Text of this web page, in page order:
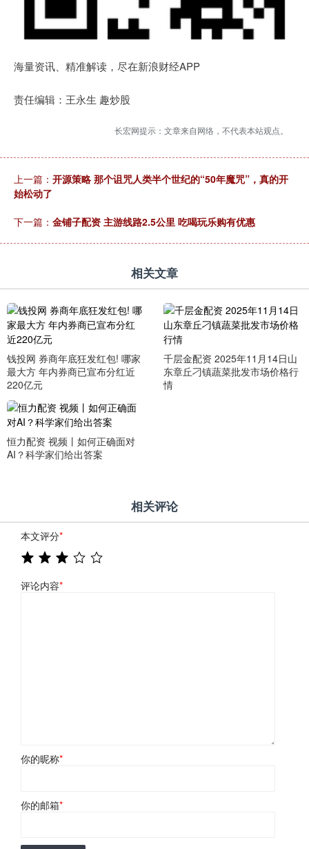
海量资讯、精准解读，尽在新浪财经APP
责任编辑：王永生 趣炒股
长宏网提示：文章来自网络，不代表本站观点。
上一篇： 开源策略 那个诅咒人类半个世纪的“50年魔咒”，真的开
始松动了
下一篇： 金铺子配资 主游线路2.5公里 吃喝玩乐购有优惠
相关文章
钱投网 券商年底狂发红包! 哪家
最大方 年内券商已宣布分红近
220亿元
千层金配资 2025年11月14日山
东章丘刁镇蔬菜批发市场价格行
情
恒力配资 视频丨如何正确面对
AI？科学家们给出答案
相关评论
本文评分*
评论内容*
你的昵称*
你的邮箱*